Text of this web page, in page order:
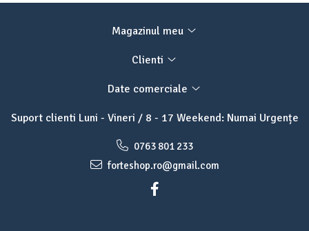
Magazinul meu
Clienti
Date comerciale
Suport clienti Luni - Vineri / 8 - 17 Weekend: Numai Urgențe
0763 801 233
forteshop.ro@gmail.com